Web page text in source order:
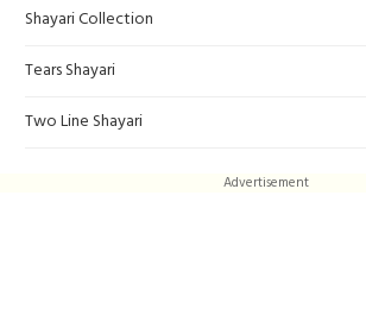
Shayari Collection
Tears Shayari
Two Line Shayari
Advertisement